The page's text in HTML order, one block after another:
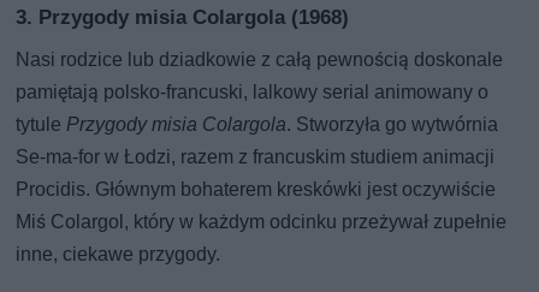
3. Przygody misia Colargola (1968)
Nasi rodzice lub dziadkowie z całą pewnością doskonale
pamiętają polsko-francuski, lalkowy serial animowany o
tytule Przygody misia Colargola. Stworzyła go wytwórnia
Se-ma-for w Łodzi, razem z francuskim studiem animacji
Procidis. Głównym bohaterem kreskówki jest oczywiście
Miś Colargol, który w każdym odcinku przeżywał zupełnie
inne, ciekawe przygody.